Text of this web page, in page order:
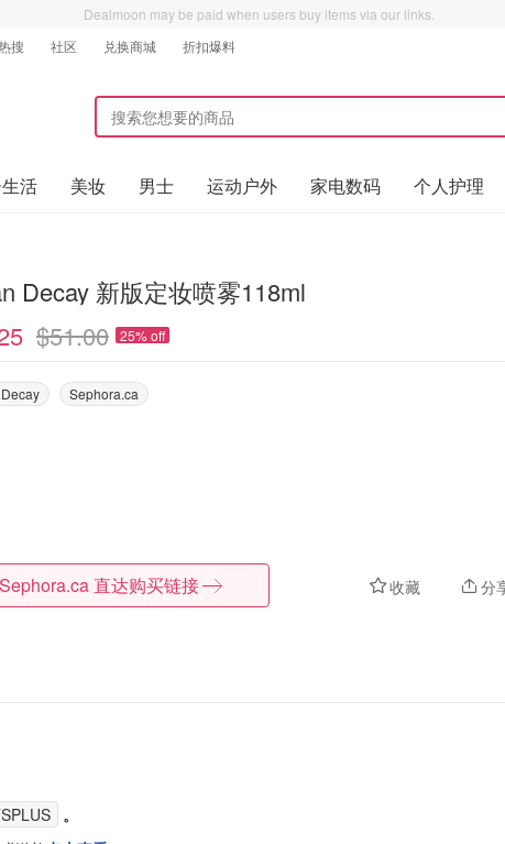
Dealmoon may be paid when users buy items via our links.
搜 社区 兑换商城 折扣爆料
活 美妆 男士 运动户外 家电数码 个人护理
Decay 新版定妆喷雾118ml
$51.00 25% off
Sephora.ca
收藏 分
Sephora.ca 直达购买链接
。